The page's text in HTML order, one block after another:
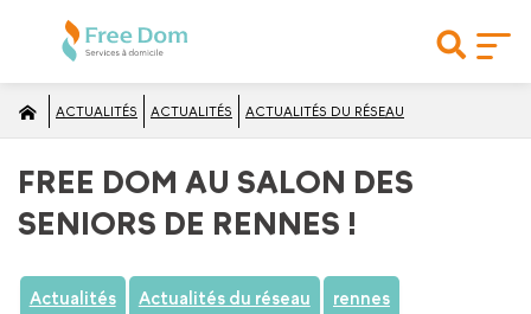
ACTUALITÉS ACTUALITÉS ACTUALITÉS DU RÉSEAU
FREE DOM AU SALON DES
SENIORS DE RENNES !
Actualités Actualités du réseau rennes